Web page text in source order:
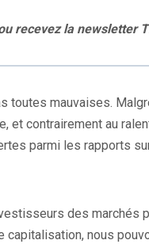
recevez la newsletter
toutes mauvaises.
et contrairement au
parmi les rapports
des marchés
nous